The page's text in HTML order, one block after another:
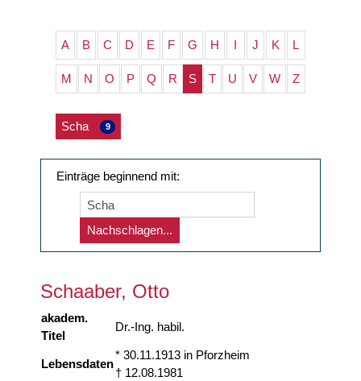
A B C D E F G H I J K L
M N O P Q R S T U V W Z
Scha 9
Einträge beginnend mit:
Nachschlagen...
Schaaber, Otto
akadem.
Titel
Dr.-Ing. habil.
Lebensdaten
* 30.11.1913 in Pforzheim
† 12.08.1981